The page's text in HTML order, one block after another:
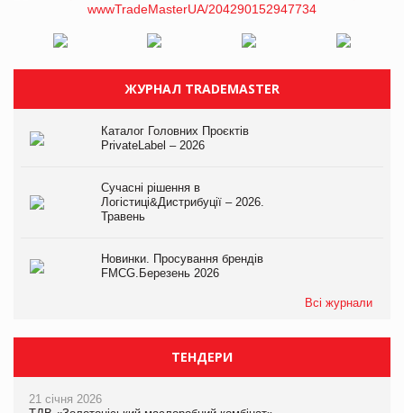
ЖУРНАЛ TRADEMASTER
Каталог Головних Проєктів
PrivateLabel – 2026
Сучасні рішення в
Логістиці&Дистрибуції – 2026.
Травень
Новинки. Просування брендів
FMCG.Березень 2026
Всі журнали
ТЕНДЕРИ
21 січня 2026